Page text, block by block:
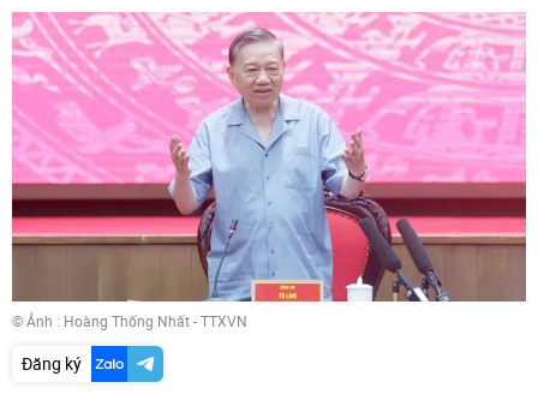
© Ảnh : Hoàng Thống Nhất - TTXVN
Đăng ký